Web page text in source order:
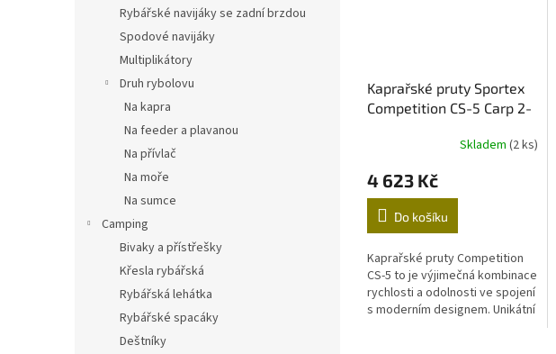
Rybářské navijáky se zadní brzdou
Spodové navijáky
Multiplikátory
Druh rybolovu
Na kapra
Na feeder a plavanou
Na přívlač
Na moře
Na sumce
Camping
Bivaky a přístřešky
Křesla rybářská
Rybářská lehátka
Rybářské spacáky
Deštníky
Kaprařské pruty Sportex
Competition CS-5 Carp 2-
Skladem (2 ks)
4 623 Kč
Do košíku
Kaprařské pruty Competition
CS-5 to je výjimečná kombinace
rychlosti a odolnosti ve spojení
s moderním designem. Unikátní